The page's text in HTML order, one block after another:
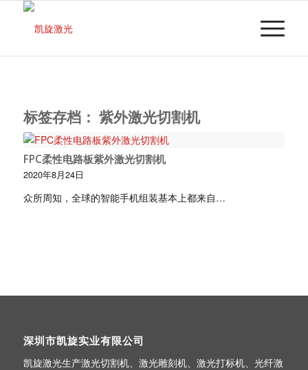
标签存档： 紫外激光切割机
FPC柔性电路板紫外激光切割机
2020年8月24日
众所周知，全球的智能手机组装基本上都来自…
深圳市凯旋实业有限公司
凯旋激光生产激光切割机、激光雕刻机、激光打标机、光纤激